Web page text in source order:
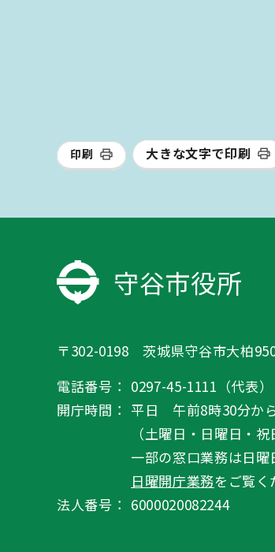
印刷 大きな文字で印刷
守谷市役所
〒302-0198 茨城県守谷市大柏
電話番号： 0297-45-1111（代表）
開庁時間： 平日 午前8時30分か
（土曜日・日曜日・
一部の窓口業務は日曜
日曜開庁業務をご覧く
法人番号： 6000020082244